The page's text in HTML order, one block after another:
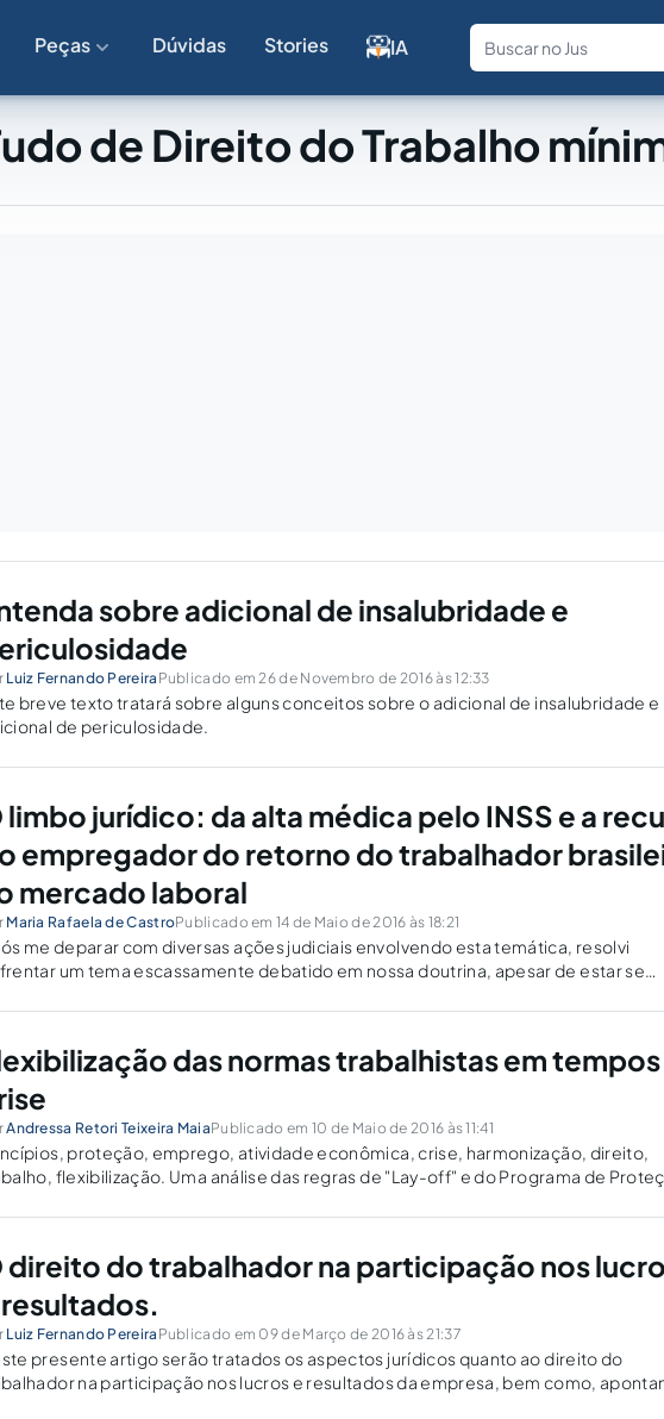
Peças Dúvidas Stories IA
Fale com
de Direito do Trabalho
sobre adicional de insalubridade e
Luiz Fernando Pereira Publicado em 26 de Novembro de 2016 às 12:33
breve texto tratará sobre alguns conceitos sobre o adicional de insalubridade e
de periculosidade.
limbo jurídico: da alta médica pelo INSS e a
empregador do retorno do trabalhador
mercado laboral
Maria Rafaela de CastroPublicado em 14 de Maio de 2016 às 18:21
me deparar com diversas ações judiciais envolvendo esta temática, resolvi
um tema escassamente debatido em nossa doutrina, apesar de estar se
das normas trabalhistas em
Andressa Retori Teixeira MaiaPublicado em 10 de Maio de 2016 às 11:41
proteção, emprego, atividade econômica, crise, harmonização, direito,
flexibilização. Uma análise das regras de "Lay-off" e do Programa de
direito do trabalhador na participação nos
Luiz Fernando Pereira Publicado em 09 de Março de 2016 às 21:37
presente artigo serão tratados os aspectos jurídicos quanto ao direito do
na participação nos lucros e resultados da empresa, bem como,